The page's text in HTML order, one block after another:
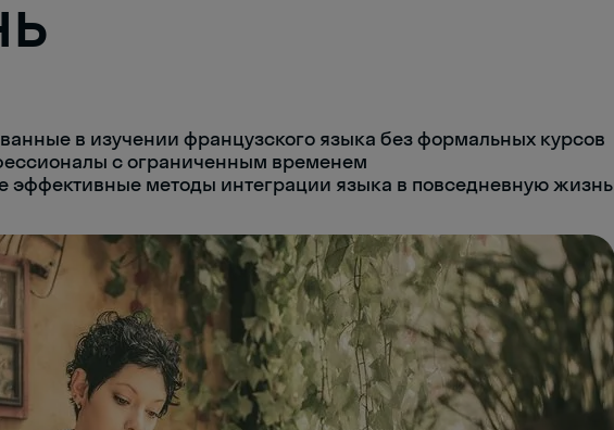
в изучении французского языка без формальных курсов
с ограниченным временем
эффективные методы интеграции языка в повседневную жизнь